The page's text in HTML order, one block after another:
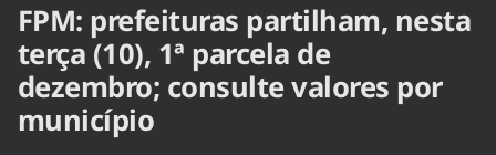
FPM: prefeituras partilham, nesta
terça (10), 1ª parcela de
dezembro; consulte valores por
município